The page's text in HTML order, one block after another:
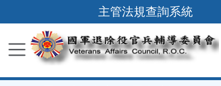
到
要
容
主管法規查詢系統